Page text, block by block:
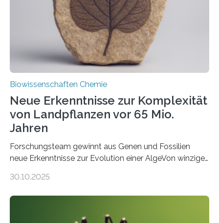
Funktionsfähigkeit der Organellen entscheidend ist. Die
Studie wurde am 28. Oktober 2025 in der
Fachzeitschrift…
Biowissenschaften Chemie
Neue Erkenntnisse zur Komplexität
von Landpflanzen vor 65 Mio.
Jahren
Forschungsteam gewinnt aus Genen und Fossilien
neue Erkenntnisse zur Evolution einer AlgeVon winzigen
Landpflanzen zählen zu den komplexesten
Grünalgen, die vor Hunderten von Millionen Jahren
30.10.2025